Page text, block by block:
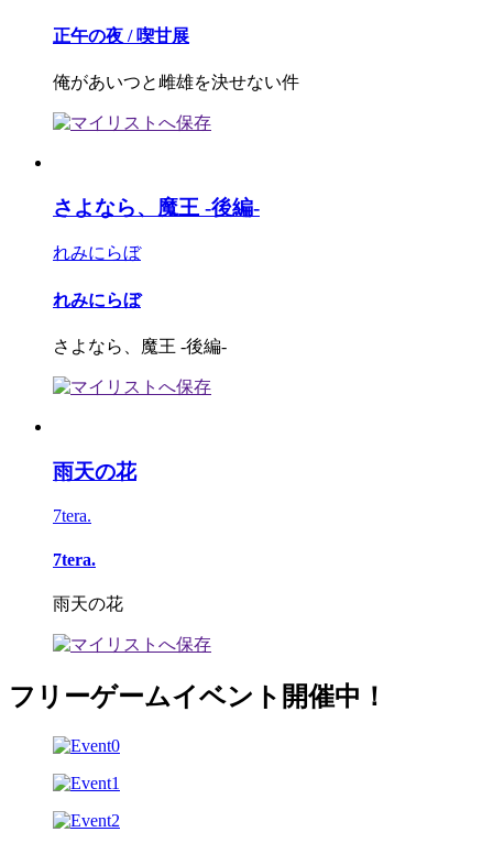
正午の夜 / 喫甘展
俺があいつと雌雄を決せない件
さよなら、魔王 -後編-
れみにらぼ
れみにらぼ
さよなら、魔王 -後編-
雨天の花
7tera.
7tera.
雨天の花
フリーゲームイベント開催中！